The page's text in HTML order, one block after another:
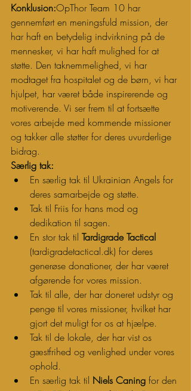
Konklusion:OpThor Team 10 har
gennemført en meningsfuld mission, der
har haft en betydelig indvirkning på de
mennesker, vi har haft mulighed for at
støtte. Den taknemmelighed, vi har
modtaget fra hospitalet og de børn, vi har
hjulpet, har været både inspirerende og
motiverende. Vi ser frem til at fortsætte
vores arbejde med kommende missioner
og takker alle støtter for deres uvurderlige
bidrag.
Særlig tak:
En særlig tak til Ukrainian Angels for
deres samarbejde og støtte.
Tak til Friis for hans mod og
dedikation til sagen.
En stor tak til Tardigrade Tactical
(tardigradetactical.dk) for deres
generøse donationer, der har været
afgørende for vores mission.
Tak til alle, der har doneret udstyr og
penge til vores missioner, hvilket har
gjort det muligt for os at hjælpe.
Tak til de lokale, der har vist os
gæstfrihed og venlighed under vores
ophold.
En særlig tak til Niels Caning for den